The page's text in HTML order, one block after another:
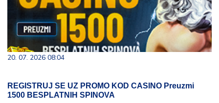
20. 07. 2026 08:04
REGISTRUJ SE UZ PROMO KOD CASINO Preuzmi
1500 BESPLATNIH SPINOVA